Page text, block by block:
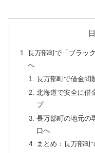
長万部町で「ブラッ
へ
長万部町で借金問
北海道で安全に借
プ
長万部町の地元の
口へ
まとめ：長万部町